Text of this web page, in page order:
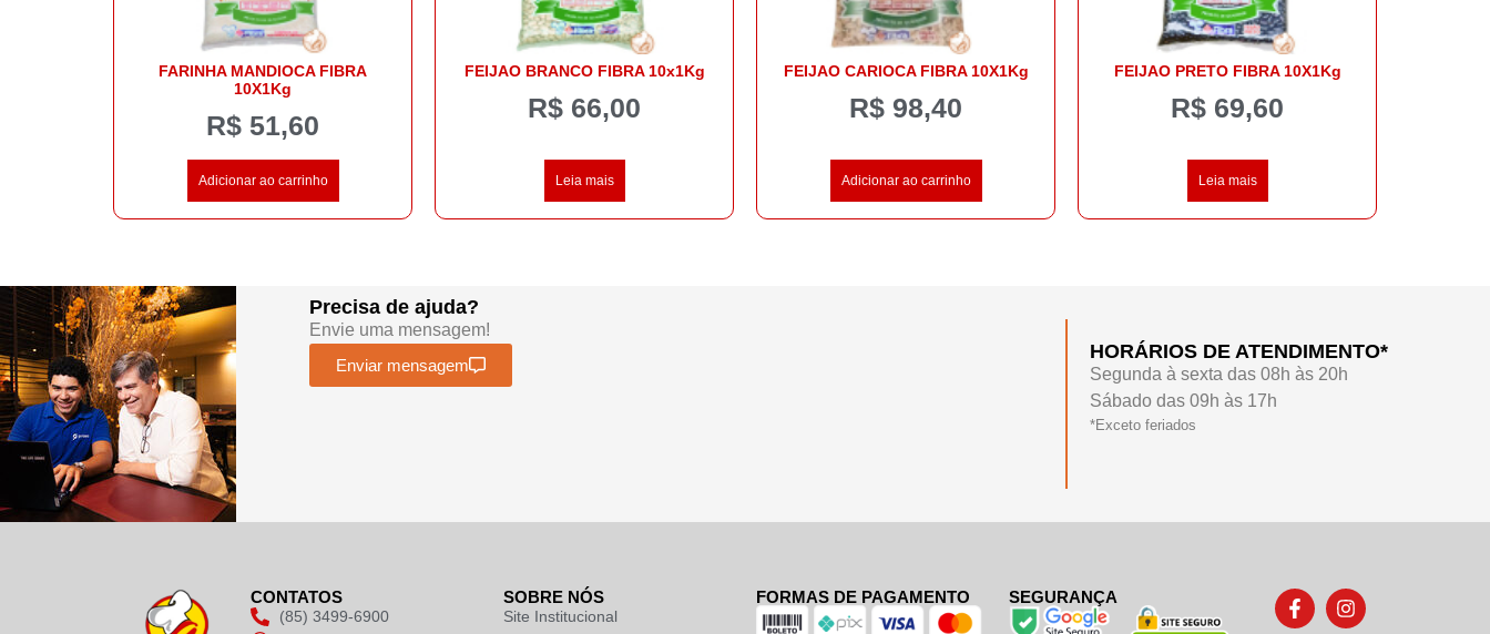
FARINHA MANDIOCA FIBRA
10X1Kg
R$ 51,60
Adicionar ao carrinho
FEIJAO BRANCO FIBRA 10x1Kg
R$ 66,00
Leia mais
FEIJAO CARIOCA FIBRA 10X1Kg
R$ 98,40
Adicionar ao carrinho
FEIJAO PRETO FIBRA 10X1Kg
R$ 69,60
Leia mais
Precisa de ajuda?
Envie uma mensagem!
Enviar mensagem
HORÁRIOS DE ATENDIMENTO*
Segunda à sexta das 08h às 20h
Sábado das 09h às 17h
*Exceto feriados
(85) 3499-6900
CONTATOS SOBRE NÓS
Site Institucional
FORMAS DE PAGAMENTO SEGURANÇA